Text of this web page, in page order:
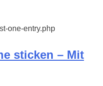
one-entry.php
sticken – Mit